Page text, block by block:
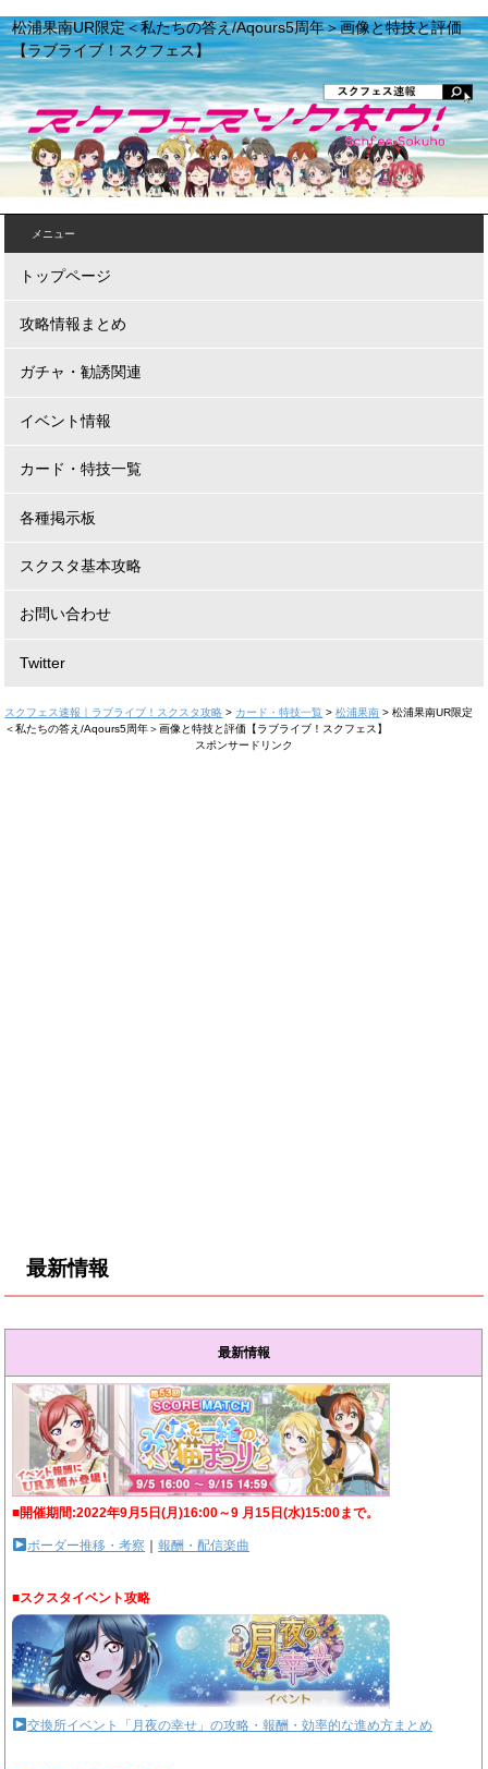
松浦果南UR限定＜私たちの答え/Aqours5周年＞画像と特技と評価
【ラブライブ！スクフェス】
メニュー
トップページ
攻略情報まとめ
ガチャ・勧誘関連
イベント情報
カード・特技一覧
各種掲示板
スクスタ基本攻略
お問い合わせ
Twitter
スクフェス速報｜ラブライブ！スクスタ攻略 > カード・特技一覧 >松浦果南 >松浦果南UR限定
＜私たちの答え/Aqours5周年＞画像と特技と評価【ラブライブ！スクフェス】
スポンサードリンク
最新情報
最新情報
■開催期間:2022年9月5日(月)16:00～9 月15日(水)15:00まで。
ボーダー推移・考察 ｜報酬・配信楽曲
■スクスタイベント攻略
交換所イベント「月夜の幸せ」の攻略・報酬・効率的な進め方まとめ